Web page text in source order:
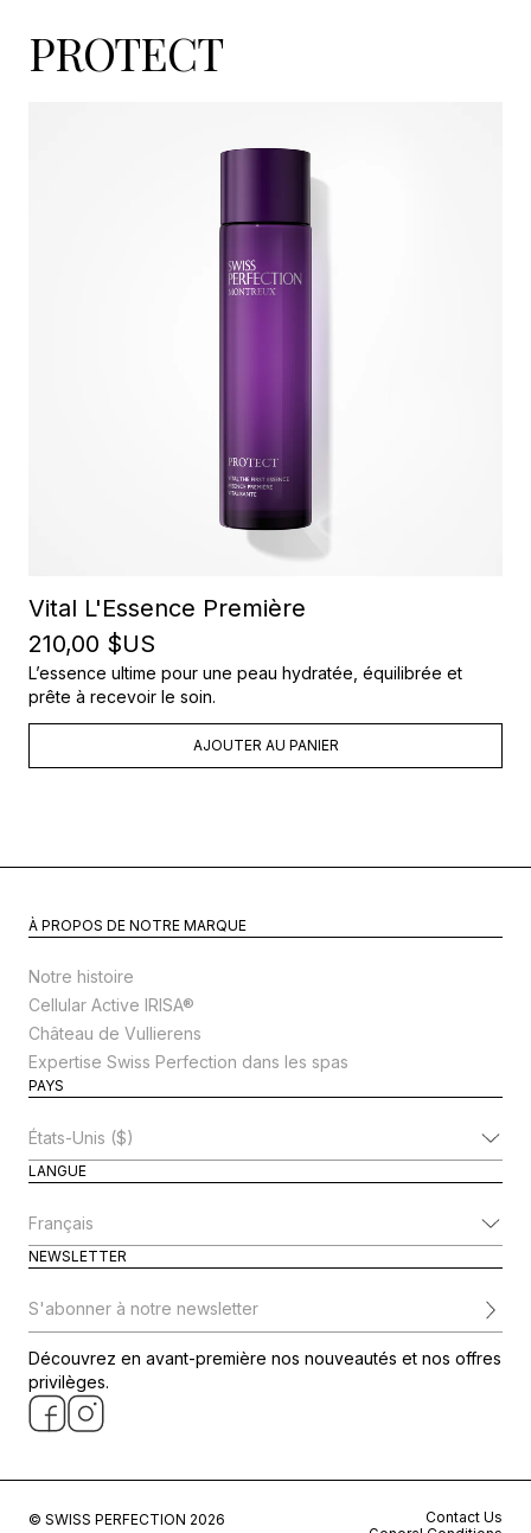
PROTECT
Vital L'Essence Première
210,00 $US
L’essence ultime pour une peau hydratée, équilibrée et
prête à recevoir le soin.
AJOUTER AU PANIER
À PROPOS DE NOTRE MARQUE
Notre histoire
Cellular Active IRISA®
Château de Vullierens
Expertise Swiss Perfection dans les spas
PAYS
Modifier le pays
LANGUE
Modifier la langue
NEWSLETTER
S'abonner à notre newsletter
Découvrez en avant-première nos nouveautés et nos offres
privilèges.
© SWISS PERFECTION 2026
Contact Us